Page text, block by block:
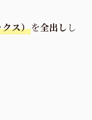
ス）を全出しし